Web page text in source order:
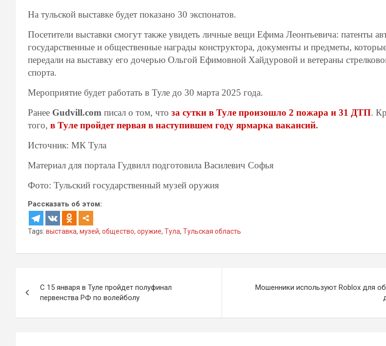
На тульской выставке будет показано 30 экспонатов.
Посетители выставки смогут также увидеть личные вещи Ефима Леонтьевича: патенты
государственные и общественные награды конструктора, документы и предметы,
передали на выставку его дочерью Ольгой Ефимовной Хайдуровой и ветераны
спорта.
Мероприятие будет работать в Туле до 30 марта 2025 года.
Ранее Gudvill.com писал о том, что за сутки в Туле произошло 2 пожара и 31 ДТП.
того, в Туле пройдет первая в наступившем году ярмарка вакансий.
Источник: МК Тула
Материал для портала Гудвилл подготовила Василевич Софья
Фото: Тульский государственный музей оружия
Рассказать об этом:
Tags: выставка, музей, общество, оружие, Тула, Тульская область
по
записям
С 15 января в Туле пройдет полуфинал
первенства РФ по волейболу
Мошенники используют Roblox для